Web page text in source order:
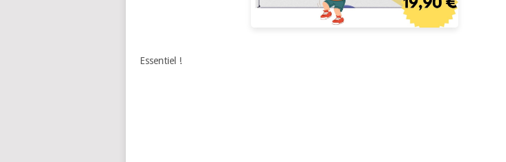
Essentiel !